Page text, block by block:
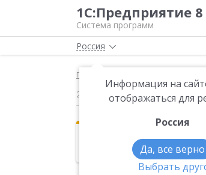
1С:Предприятие 8
Система программ
Россия
Информация на
отображаться для
Россия
Да, все верно
Выбрать
Главная
26.02.2016
Эта новость находится